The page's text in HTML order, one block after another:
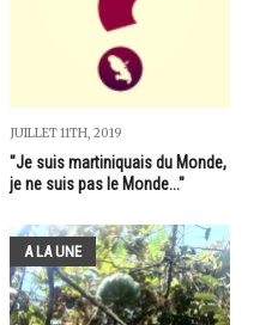
JUILLET 11TH, 2019
"Je suis martiniquais du Monde,
je ne suis pas le Monde..."
A LA UNE